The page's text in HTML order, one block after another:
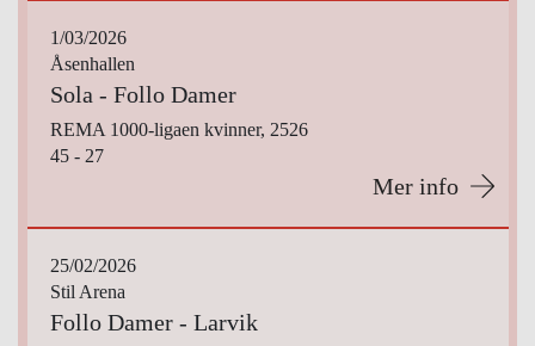
1/03/2026
Åsenhallen
Sola - Follo Damer
REMA 1000-ligaen kvinner, 2526
45 - 27
Mer info
25/02/2026
Stil Arena
Follo Damer - Larvik